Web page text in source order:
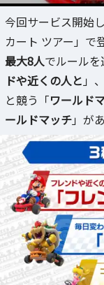
今回サービス開始
カート ツアー」で
最大8人でルール
ドや近くの人と 」
と競う「ワールド
ールドマッチ」が